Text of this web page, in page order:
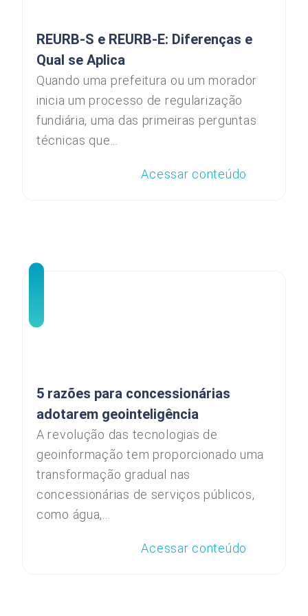
REURB-S e REURB-E: Diferenças e
Qual se Aplica
Quando uma prefeitura ou um morador
inicia um processo de regularização
fundiária, uma das primeiras perguntas
técnicas que...
Acessar conteúdo
5 razões para concessionárias
adotarem geointeligência
A revolução das tecnologias de
geoinformação tem proporcionado uma
transformação gradual nas
concessionárias de serviços públicos,
como água,...
Acessar conteúdo